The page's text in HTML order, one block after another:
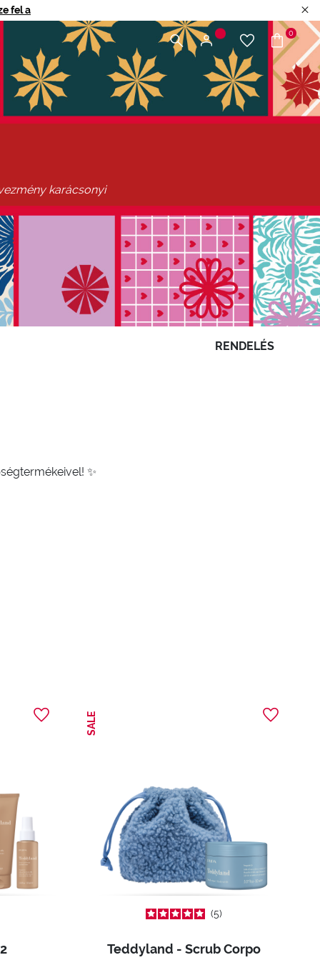
fel a
0
karácsonyi
RENDELÉS
✨
SALE
5
Teddyland - Scrub Corpo